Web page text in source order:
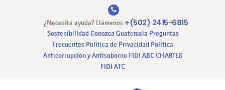
¿Necesita ayuda? Llámenos +(502) 2415-6815
Sostenibilidad Conozca Guatemala Preguntas
Frecuentes Política de Privacidad Política
Anticorrupción y Antisoborno FIDI ABC CHARTER
FIDI ATC